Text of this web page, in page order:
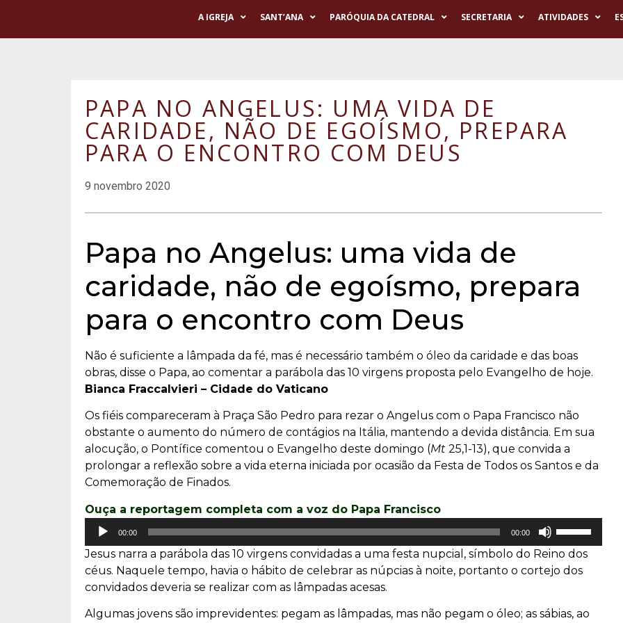
A IGREJA SANT’ANA PARÓQUIA DA CATEDRAL SECRETARIA ATIVIDADES
PAPA NO ANGELUS: UMA VIDA DE
CARIDADE, NÃO DE EGOÍSMO, PREPARA
PARA O ENCONTRO COM DEUS
9 novembro 2020
Papa no Angelus: uma vida de
caridade, não de egoísmo, prepara
para o encontro com Deus
Não é suficiente a lâmpada da fé, mas é necessário também o óleo da caridade e das boas
obras, disse o Papa, ao comentar a parábola das 10 virgens proposta pelo Evangelho de hoje.
Bianca Fraccalvieri – Cidade do Vaticano
Os fiéis compareceram à Praça São Pedro para rezar o Angelus com o Papa Francisco não
obstante o aumento do número de contágios na Itália, mantendo a devida distância. Em sua
alocução, o Pontífice comentou o Evangelho deste domingo (Mt 25,1-13), que convida a
prolongar a reflexão sobre a vida eterna iniciada por ocasião da Festa de Todos os Santos e da
Comemoração de Finados.
Ouça a reportagem completa com a voz do Papa Francisco
Tocador
áudio
00:00 00:00
setas
para
ou
Jesus narra a parábola das 10 virgens convidadas a uma festa nupcial, símbolo do Reino dos
céus. Naquele tempo, havia o hábito de celebrar as núpcias à noite, portanto o cortejo dos
convidados deveria se realizar com as lâmpadas acesas.
Algumas jovens são imprevidentes: pegam as lâmpadas, mas não pegam o óleo; as sábias, ao